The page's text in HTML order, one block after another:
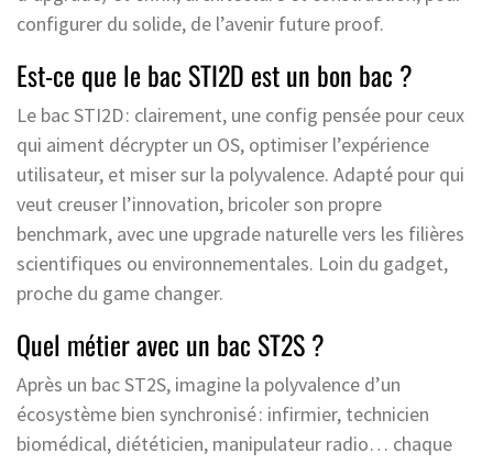
configurer du solide, de l’avenir future proof.
Est-ce que le bac STI2D est un bon bac ?
Le bac STI2D : clairement, une config pensée pour ceux
qui aiment décrypter un OS, optimiser l’expérience
utilisateur, et miser sur la polyvalence. Adapté pour qui
veut creuser l’innovation, bricoler son propre
benchmark, avec une upgrade naturelle vers les filières
scientifiques ou environnementales. Loin du gadget,
proche du game changer.
Quel métier avec un bac ST2S ?
Après un bac ST2S, imagine la polyvalence d’un
écosystème bien synchronisé : infirmier, technicien
biomédical, diététicien, manipulateur radio… chaque